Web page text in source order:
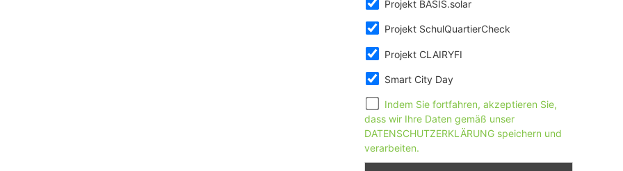
Projekt BASIS.solar
Projekt SchulQuartierCheck
Projekt CLAIRYFI
Smart City Day
Indem Sie fortfahren, akzeptieren Sie,
dass wir Ihre Daten gemäß unser
DATENSCHUTZERKLÄRUNG speichern und
verarbeiten.